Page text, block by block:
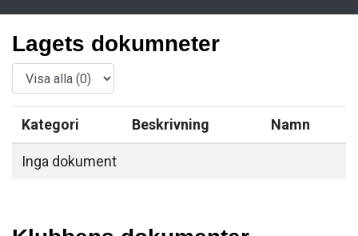
Lagets dokumneter
Kategori Beskrivning Namn
Inga dokument